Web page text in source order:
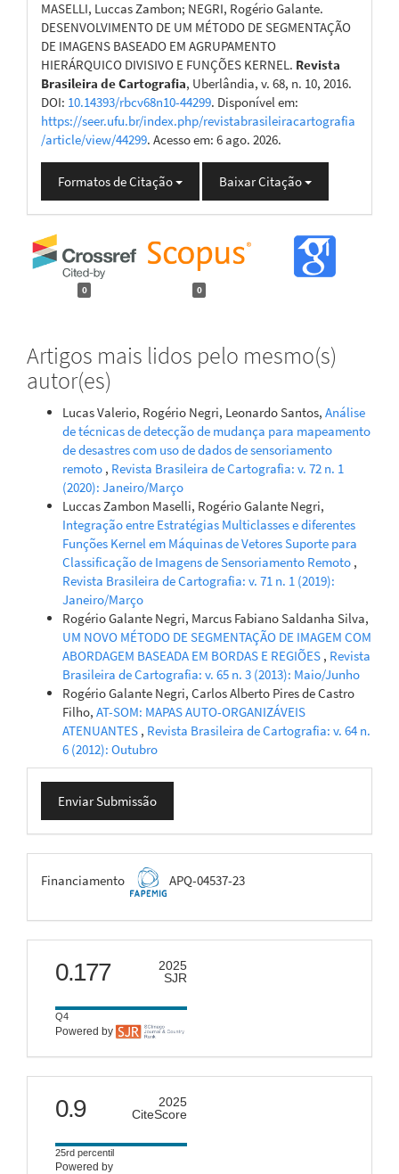
MASELLI, Luccas Zambon; NEGRI, Rogério Galante.
DESENVOLVIMENTO DE UM MÉTODO DE SEGMENTAÇÃO
DE IMAGENS BASEADO EM AGRUPAMENTO
HIERÁRQUICO DIVISIVO E FUNÇÕES KERNEL. Revista
Brasileira de Cartografia, Uberlândia, v. 68, n. 10, 2016.
DOI: 10.14393/rbcv68n10-44299. Disponível em:
https://seer.ufu.br/index.php/revistabrasileiracartografia
/article/view/44299. Acesso em: 6 ago. 2026.
Formatos de Citação Baixar Citação
0 0
Artigos mais lidos pelo mesmo(s)
autor(es)
Lucas Valerio, Rogério Negri, Leonardo Santos, Análise
de técnicas de detecção de mudança para mapeamento
de desastres com uso de dados de sensoriamento
remoto , Revista Brasileira de Cartografia: v. 72 n. 1
(2020): Janeiro/Março
Luccas Zambon Maselli, Rogério Galante Negri,
Integração entre Estratégias Multiclasses e diferentes
Funções Kernel em Máquinas de Vetores Suporte para
Classificação de Imagens de Sensoriamento Remoto ,
Revista Brasileira de Cartografia: v. 71 n. 1 (2019):
Janeiro/Março
Rogério Galante Negri, Marcus Fabiano Saldanha Silva,
UM NOVO MÉTODO DE SEGMENTAÇÃO DE IMAGEM COM
ABORDAGEM BASEADA EM BORDAS E REGIÕES , Revista
Brasileira de Cartografia: v. 65 n. 3 (2013): Maio/Junho
Rogério Galante Negri, Carlos Alberto Pires de Castro
Filho, AT-SOM: MAPAS AUTO-ORGANIZÁVEIS
ATENUANTES , Revista Brasileira de Cartografia: v. 64 n.
6 (2012): Outubro
Enviar
Submissão
Enviar Submissão
FAPEMIG
Financiamento APQ-04537-23
scimago
0.177
2025
SJR
Q4
Powered by
citescore
0.9
2025
CiteScore
25rd percentil
Powered by